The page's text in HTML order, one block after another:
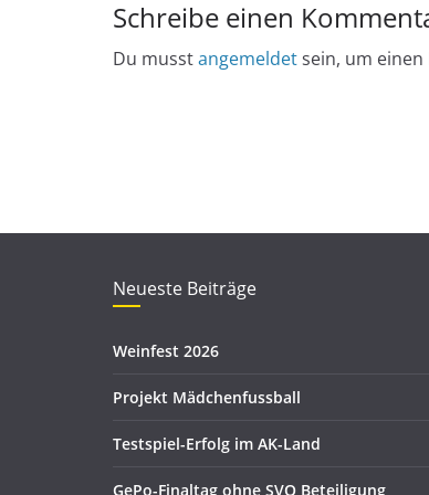
Schreibe einen
Du musstangemeldetsein, um
Neueste Beiträge
Weinfest 2026
Projekt Mädchenfussball
Testspiel-Erfolg im AK-Land
GePo-Finaltag ohne SVO Beteiligung